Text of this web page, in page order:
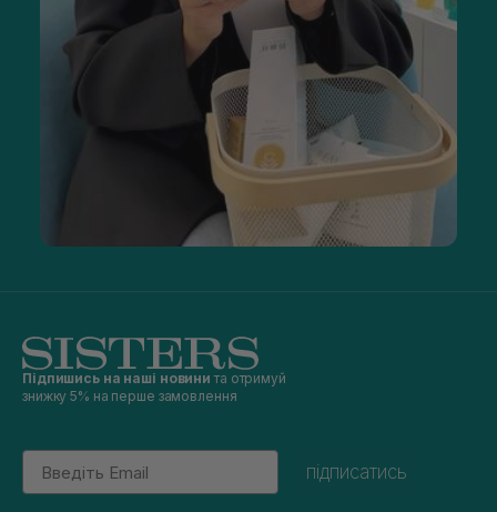
Підпишись на наші новини та отримуй
знижку 5% на перше замовлення
Email
підписатись